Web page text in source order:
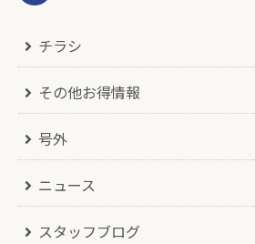
チラシ
その他お得情報
号外
ニュース
スタッフブログ